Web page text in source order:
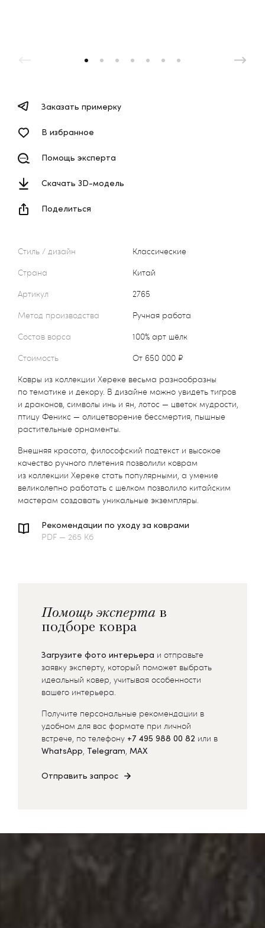
Стиль / дизайн
Классические
Страна
Китай
Артикул
2765
Метод производства
Ручная работа
Состав ворса
100% арт шёлк
Стоимость
от 650 000 ₽
Ковры из коллекции Хереке весьма разнообразны
по тематике и декору. В дизайне можно увидеть тигров
и драконов, символы инь и ян, лотос — цветок мудрости,
птицу Феникс — олицетворение бессмертия, пышные
растительные орнаменты.
Внешняя красота, философский подтекст и высокое
качество ручного плетения позволили коврам
из коллекции Хереке стать популярными, а умение
великолепно работать с шелком позволило китайским
мастерам создавать уникальные экземпляры.
Рекомендации по уходу за коврами
PDF — 265 Кб
Заказать примерку
В избранное
Помощь эксперта
Скачать 3D-модель
Поделиться
Помощь эксперта в
подборе ковра
Загрузите фото интерьера и отправьте
заявку эксперту, который поможет выбрать
идеальный ковер, учитывая особенности
вашего интерьера.
Получите персональные рекомендации в
удобном для вас формате при личной
встрече, по телефону +7 495 988 00 82 или в
WhatsApp, Telegram, MAX
Отправить запрос